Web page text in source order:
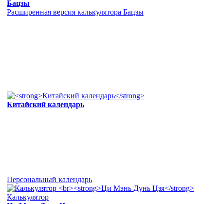
Бацзы
Расширенная версия калькулятора Бацзы
Китайский календарь
Персональный календарь
Калькулятор